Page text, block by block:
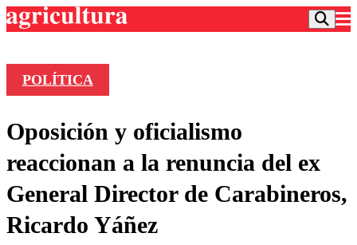
Frecuencias
Agricultura TV
Deportes
Colo Colo
Motor
Entretención
Noticias
Vida Social
POLÍTICA
Oposición y oficialismo
reaccionan a la renuncia del ex
General Director de Carabineros,
Ricardo Yáñez